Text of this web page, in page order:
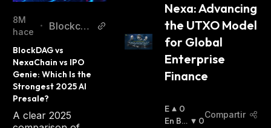
8M
hace
•
Blockcha
er
BlockDAG vs
NexaChain vs IPO
Genie: Which Is the
Strongest 2025 AI
Presale?
A clear 2025
Nexa: Advancing
the UTXO Model
for Global
Enterprise
Finance
E
N
0
En Baj
0
Compartir